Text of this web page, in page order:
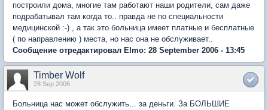
построили дома, многие там работают наши родители, сам даже
подрабатывал там когда то.. правда не по специальности
медицинской :-) , а так это больница имеет платные и бесплатные
( по направлению ) места, но нас она не обслуживает..
Сообщение отредактировал Elmo: 28 September 2006 - 13:45
Timber Wolf
28 Sep 2006
Больница нас может обслужить... за деньги. За БОЛЬШИЕ